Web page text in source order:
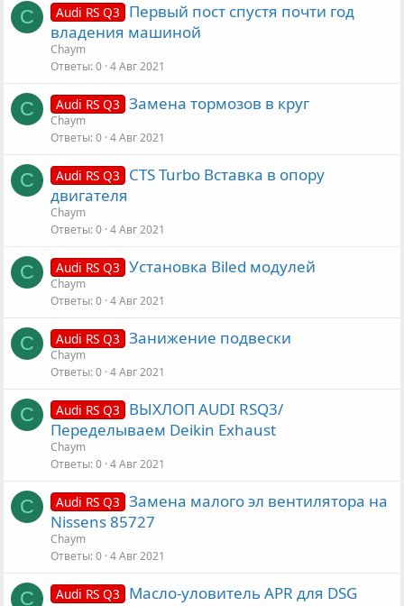
C Audi RS Q3
Первый пост спустя почти год
владения машиной
Chaym
Ответы 0 4 Авг 2021
C Audi RS Q3 Замена тормозов в круг
Chaym
Ответы 0 4 Авг 2021
C Audi RS Q3
CTS Turbo Вставка в опору
двигателя
Chaym
Ответы 0 4 Авг 2021
C Audi RS Q3 Установка Biled модулей
Chaym
Ответы 0 4 Авг 2021
C Audi RS Q3 Занижение подвески
Chaym
Ответы 0 4 Авг 2021
C Audi RS Q3
ВЫХЛОП AUDI RSQ3/
Переделываем Deikin Exhaust
Chaym
Ответы 0 4 Авг 2021
C Audi RS Q3 Замена малого эл вентилятора на
Nissens 85727
Chaym
Ответы 0 4 Авг 2021
C Audi RS Q3
Масло-уловитель APR для DSG